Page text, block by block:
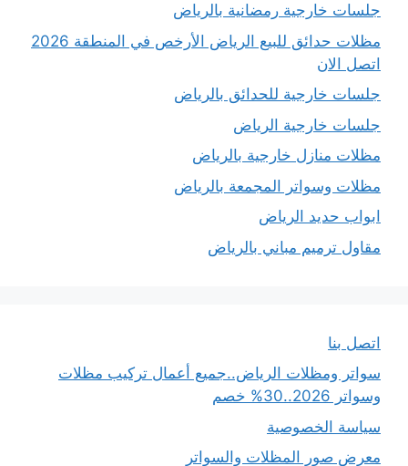
جلسات خارجية رمضانية بالرياض
مظلات حدائق للبيع الرياض الأرخص في المنطقة 2026
اتصل الان
جلسات خارجية للحدائق بالرياض
جلسات خارجية الرياض
مظلات منازل خارجية بالرياض
مظلات وسواتر المجمعة بالرياض
ابواب حديد الرياض
مقاول ترميم مباني بالرياض
اتصل بنا
سواتر ومظلات الرياض..جميع أعمال تركيب مظلات
وسواتر 2026..30% خصم
سياسة الخصوصية
معرض صور المظلات والسواتر